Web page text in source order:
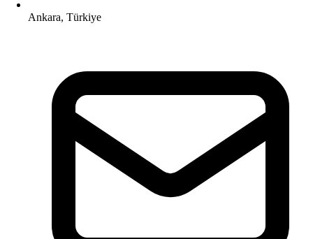
Ankara, Türkiye